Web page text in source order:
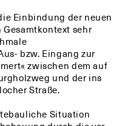
Einbindung der neuen
sehr
bzw. Eingang zur
zwischen dem auf
und der ins
Straße.
Situation
+